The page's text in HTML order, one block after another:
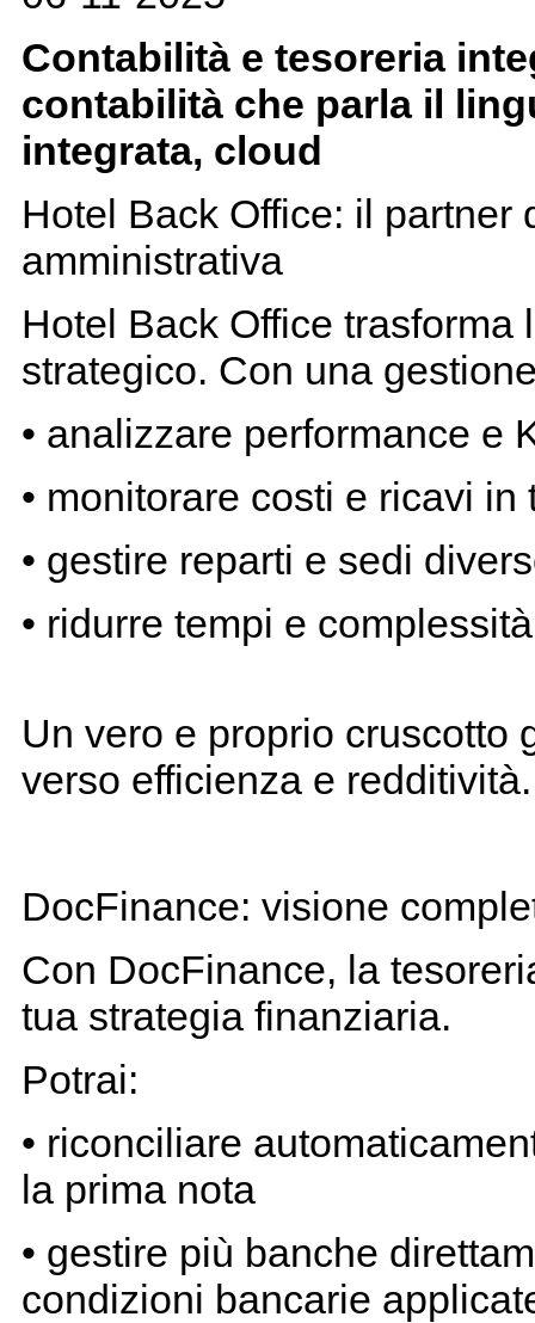
Contabilità e tesoreria
contabilità che parla il
integrata, cloud
Hotel Back Office: il partner
amministrativa
Hotel Back Office
strategico. Con una
• analizzare performance e
• monitorare costi e ricavi in
• gestire reparti e sedi
• ridurre tempi e
Un vero e proprio cruscotto
verso efficienza e redditività.
DocFinance: visione
Con DocFinance, la
tua strategia finanziaria.
Potrai:
• riconciliare
la prima nota
• gestire più banche
condizioni bancarie